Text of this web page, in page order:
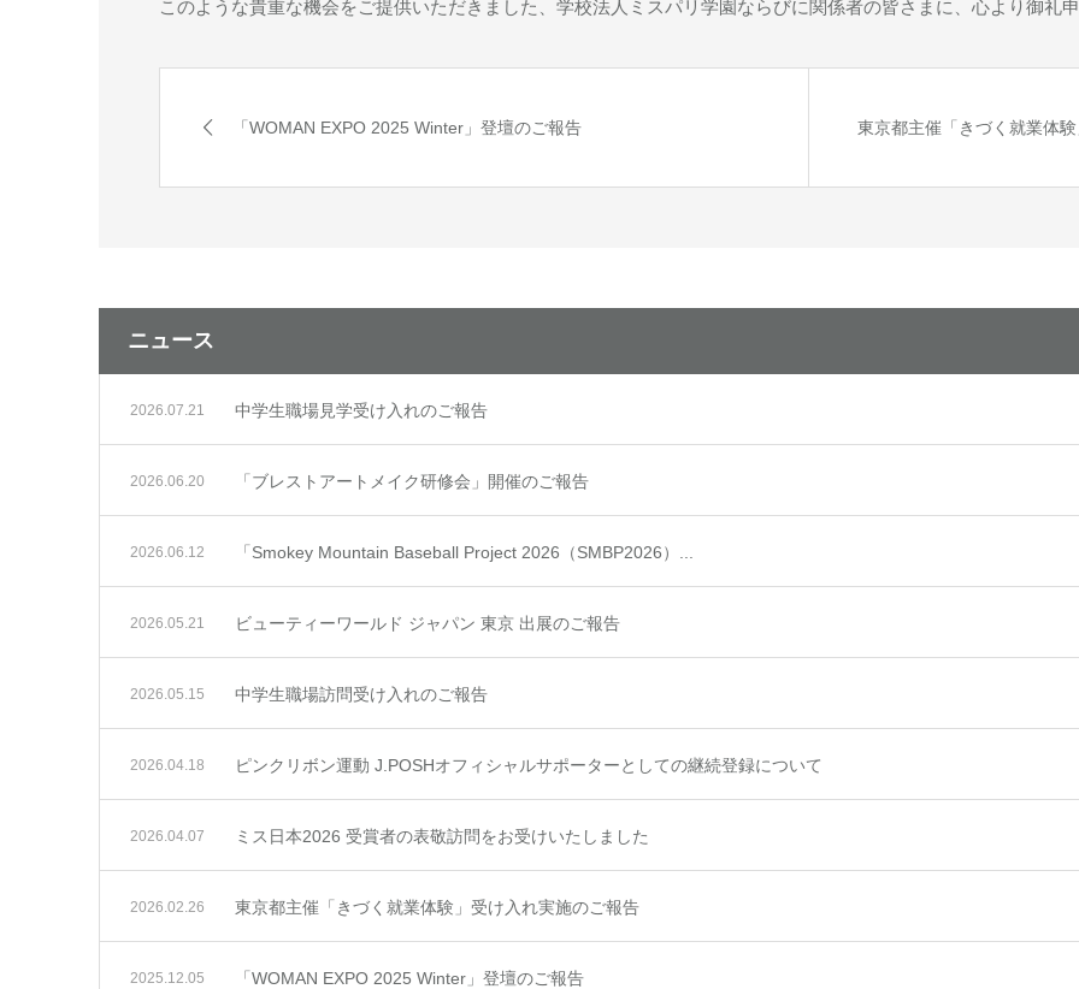
このような貴重な機会をご提供いただきました、学校法人ミスパリ学園ならびに関係者の皆さまに、心より御礼申
「WOMAN EXPO 2025 Winter」登壇のご報告 東京都主催「きづく就業体
ニュース
2026.07.21 中学生職場見学受け入れのご報告
2026.06.20 「ブレストアートメイク研修会」開催のご報告
2026.06.12 「Smokey Mountain Baseball Project 2026（SMBP2026）...
2026.05.21 ビューティーワールド ジャパン 東京 出展のご報告
2026.05.15 中学生職場訪問受け入れのご報告
2026.04.18 ピンクリボン運動 J.POSHオフィシャルサポーターとしての継続登録について
2026.04.07 ミス日本2026 受賞者の表敬訪問をお受けいたしました
2026.02.26 東京都主催「きづく就業体験」受け入れ実施のご報告
2025.12.05 「WOMAN EXPO 2025 Winter」登壇のご報告